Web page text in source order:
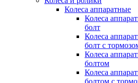
Колеса аппаратные
Колеса
болт
Колеса
болт с
Колеса
болтом
Колеса
болтом с